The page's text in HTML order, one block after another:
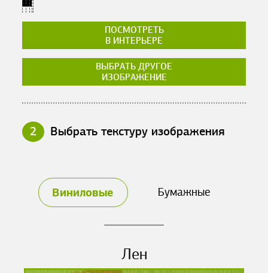
ПОСМОТРЕТЬ
В ИНТЕРЬЕРЕ
ВЫБРАТЬ ДРУГОЕ
ИЗОБРАЖЕНИЕ
2 Выбрать текстуру изображения
Виниловые Бумажные
Лен